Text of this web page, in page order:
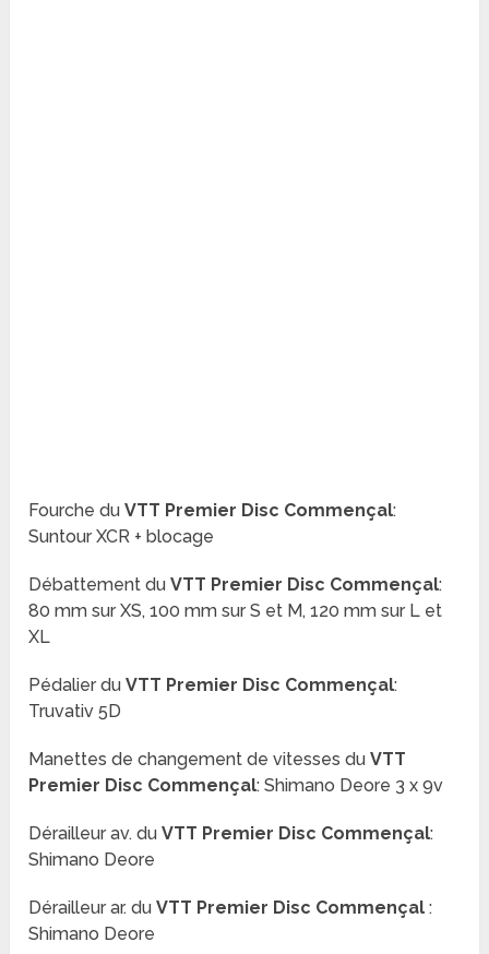
Fourche duVTT Premier Disc Commençal:
Suntour XCR + blocage
Débattement duVTT Premier Disc Commençal:
80 mm sur XS, 100 mm sur S et M, 120 mm sur L et
XL
Pédalier duVTT Premier Disc Commençal:
Truvativ 5D
Manettes de changement de vitesses duVTT
Premier Disc Commençal: Shimano Deore 3 x 9v
Dérailleur av. duVTT Premier Disc Commençal:
Shimano Deore
Dérailleur ar. duVTT Premier Disc Commençal :
Shimano Deore